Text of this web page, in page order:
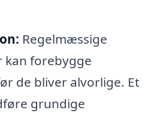
Regelmæssige
kan forebygge
de bliver alvorlige. Et
grundige